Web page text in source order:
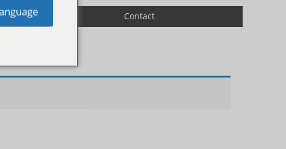
Promotion Contact